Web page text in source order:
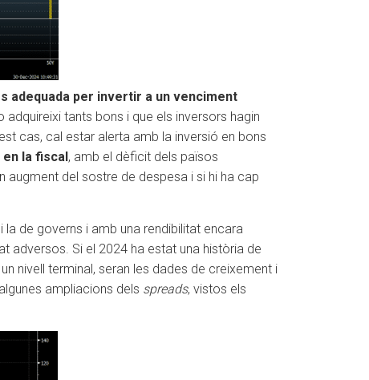
adequada per invertir a un venciment
tants bons i que els inversors hagin
cas, cal estar alerta amb la inversió en bons
la fiscal, amb el dèficit dels països
augment del sostre de despesa i si hi ha cap
la de governs i amb una rendibilitat encara
adversos. Si el 2024 ha estat una història de
nivell terminal, seran les dades de creixement i
ampliacions dels spreads, vistos els